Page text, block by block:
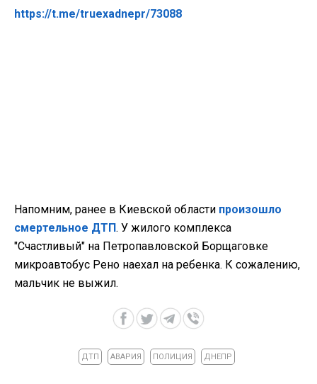
https://t.me/truexadnepr/73088
Напомним, ранее в Киевской области произошло
смертельное ДТП. У жилого комплекса
"Счастливый" на Петропавловской Борщаговке
микроавтобус Рено наехал на ребенка. К сожалению,
мальчик не выжил.
ДТП АВАРИЯ ПОЛИЦИЯ ДНЕПР